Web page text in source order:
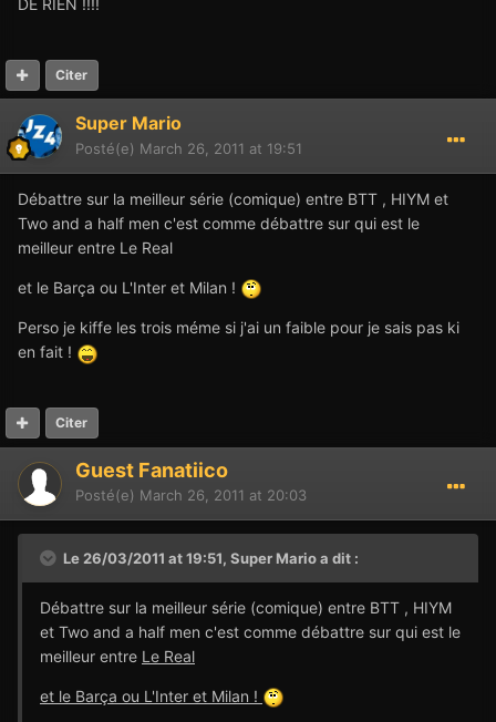
DE RIEN !!!!
Citer
Super Mario
Posté(e) March 26, 2011 at 19:51
Débattre sur la meilleur série (comique) entre BTT , HIYM et
Two and a half men c'est comme débattre sur qui est le
meilleur entre Le Real
et le Barça ou L'Inter et Milan !
Perso je kiffe les trois méme si j'ai un faible pour je sais pas ki
en fait !
Citer
Guest Fanatiico
Posté(e) March 26, 2011 at 20:03
Le 26/03/2011 at 19:51, Super Mario a dit :
Débattre sur la meilleur série (comique) entre BTT , HIYM
et Two and a half men c'est comme débattre sur qui est le
meilleur entre Le Real
et le Barça ou L'Inter et Milan !